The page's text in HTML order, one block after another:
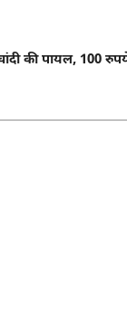
की पायल, 100